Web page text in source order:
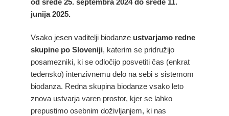
junija 2025.
Vsako jesen vaditelji biodanze ustvarjamo redne
skupine po Sloveniji, katerim se pridružijo
posamezniki, ki se odločijo posvetiti čas (enkrat
tedensko) intenzivnemu delo na sebi s sistemom
biodanza. Redna skupina biodanze vsako leto
znova ustvarja varen prostor, kjer se lahko
prepustimo osebnim doživljanjem, ki nas